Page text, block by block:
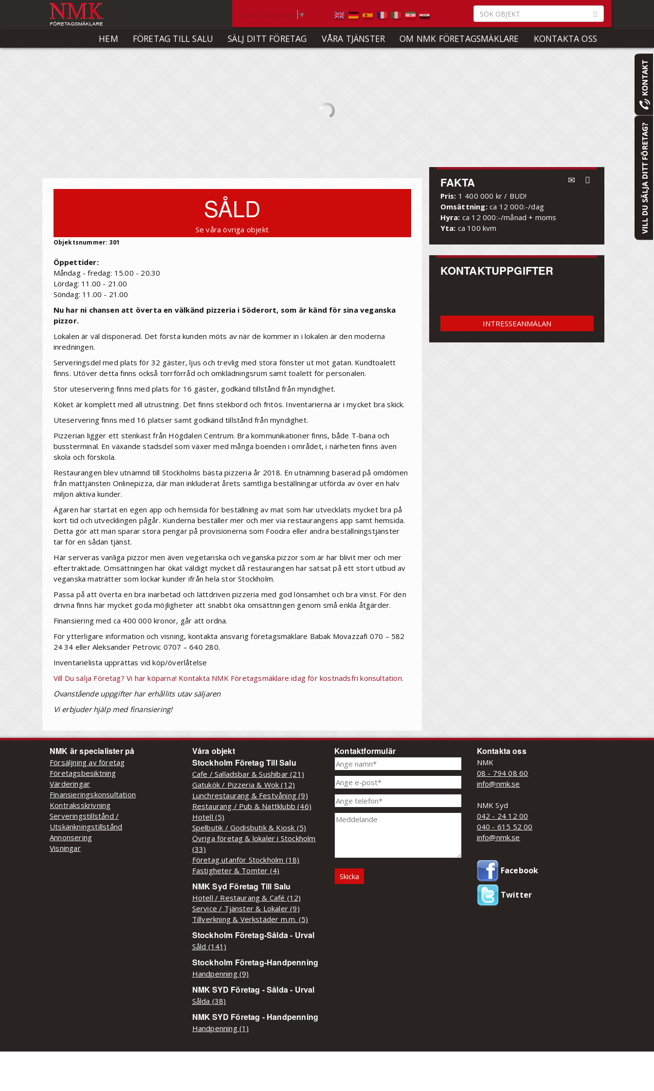
Select Language ▼
HEM FÖRETAG TILL SALU SÄLJ DITT FÖRETAG VÅRA TJÄNSTER OM NMK FÖRETAGSMÄKLARE KONTAKTA OSS
SÅLD
Se våra övriga objekt
Objektsnummer: 301
Öppettider:
Måndag - fredag: 15.00 - 20.30
Lördag: 11.00 - 21.00
Söndag: 11.00 - 21.00
Nu har ni chansen att överta en välkänd pizzeria i Söderort, som är känd för sina veganska
pizzor.
Lokalen är väl disponerad. Det första kunden möts av när de kommer in i lokalen är den moderna
inredningen.
Serveringsdel med plats för 32 gäster, ljus och trevlig med stora fönster ut mot gatan. Kundtoalett
finns. Utöver detta finns också torrförråd och omklädningsrum samt toalett för personalen.
Stor uteservering finns med plats för 16 gäster, godkänd tillstånd från myndighet.
Köket är komplett med all utrustning. Det finns stekbord och fritös. Inventarierna är i mycket bra skick.
Uteservering finns med 16 platser samt godkänd tillstånd från myndighet.
Pizzerian ligger ett stenkast från Högdalen Centrum. Bra kommunikationer finns, både T-bana och
bussterminal. En växande stadsdel som växer med många boenden i området, i närheten finns även
skola och förskola.
Restaurangen blev utnämnd till Stockholms bästa pizzeria år 2018. En utnämning baserad på omdömen
från mattjänsten Onlinepizza, där man inkluderat årets samtliga beställningar utförda av över en halv
miljon aktiva kunder.
Ägaren har startat en egen app och hemsida för beställning av mat som har utvecklats mycket bra på
kort tid och utvecklingen pågår. Kunderna beställer mer och mer via restaurangens app samt hemsida.
Detta gör att man sparar stora pengar på provisionerna som Foodra eller andra beställningstjänster
tar för en sådan tjänst.
Här serveras vanliga pizzor men även vegetariska och veganska pizzor som är har blivit mer och mer
eftertraktade. Omsättningen har ökat väldigt mycket då restaurangen har satsat på ett stort utbud av
veganska maträtter som lockar kunder ifrån hela stor Stockholm.
Passa på att överta en bra inarbetad och lättdriven pizzeria med god lönsamhet och bra vinst. För den
drivna finns här mycket goda möjligheter att snabbt öka omsättningen genom små enkla åtgärder.
Finansiering med ca 400 000 kronor, går att ordna.
För ytterligare information och visning, kontakta ansvarig företagsmäklare Babak Movazzafi 070 – 582
24 34 eller Aleksander Petrovic 0707 – 640 280.
Inventarielista upprättas vid köp/överlåtelse
Vill Du sälja Företag? Vi har köparna! Kontakta NMK Företagsmäklare idag för kostnadsfri konsultation.
Ovanstående uppgifter har erhållits utav säljaren
Vi erbjuder hjälp med finansiering!
FAKTA
Pris: 1 400 000 kr / BUD!
Omsättning: ca 12 000:-/dag
Hyra: ca 12 000:-/månad + moms
Yta: ca 100 kvm
KONTAKTUPPGIFTER
INTRESSEANMÄLAN
NMK är specialister på
Försäljning av företag
Företagsbesiktning
Värderingar
Finansieringskonsultation
Kontraksskrivning
Serveringstillstånd /
Utskänkningstillstånd
Annonsering
Visningar
Våra objekt
Stockholm Företag Till Salu
Cafe / Salladsbar & Sushibar (21)
Gatukök / Pizzeria & Wok (12)
Lunchrestaurang & Festvåning (9)
Restaurang / Pub & Nattklubb (46)
Hotell (5)
Spelbutik / Godisbutik & Kiosk (5)
Övriga företag & lokaler i Stockholm
(33)
Företag utanför Stockholm (18)
Fastigheter & Tomter (4)
NMK Syd Företag Till Salu
Hotell / Restaurang & Café (12)
Service / Tjänster & Lokaler (9)
Tillverkning & Verkstäder m.m. (5)
Stockholm Företag-Sålda - Urval
Såld (141)
Stockholm Företag-Handpenning
Handpenning (9)
NMK SYD Företag - Sålda - Urval
Sålda (38)
NMK SYD Företag - Handpenning
Handpenning (1)
Kontaktformulär Kontakta oss
NMK
08 - 794 08 60
info@nmk.se
NMK Syd
042 - 24 12 00
040 - 615 52 00
info@nmk.se
Facebook
Twitter